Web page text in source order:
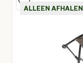
ALLEEN AFHALEN